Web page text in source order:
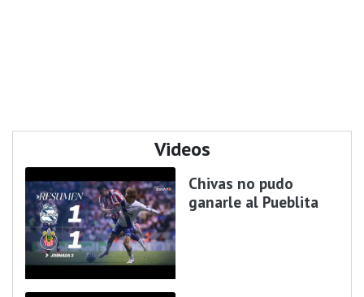
Videos
Chivas no pudo
ganarle al Pueblita